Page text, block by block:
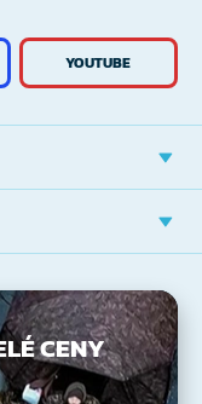
YOUTUBE
CENY